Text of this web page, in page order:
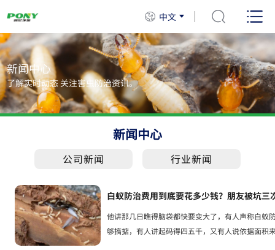
中文
新闻中心
了解实时动态 关注害虫防治资讯。
新闻中心
公司新闻 行业新闻
白蚁防治费用到底要花多少钱？朋友被坑三
他讲那几日瞧得脑袋都快要变大了，有人声称白蚁
够搞掂，有人讲起码得四五千，又有人说依据面积